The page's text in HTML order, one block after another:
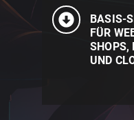
BASIS-
FÜR
SHOPS,
UND